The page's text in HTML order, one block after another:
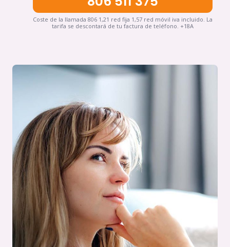
Coste de la llamada 806 1,21 red fija 1,57 red móvil iva incluido. La
tarifa se descontará de tu factura de teléfono. +18A